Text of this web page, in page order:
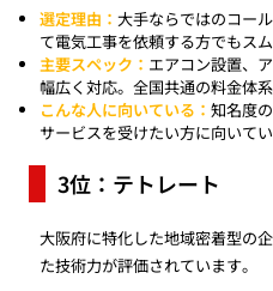
選定理由：大手ならではのコー
て電気工事を依頼する方でもス
主要スペック： エアコン設置、
幅広く対応。全国共通の料金体系
こんな人に向いている：知名度
サービスを受けたい方に向いてい
3位：テトレート
大阪府に特化した地域密着型の
た技術力が評価されています。